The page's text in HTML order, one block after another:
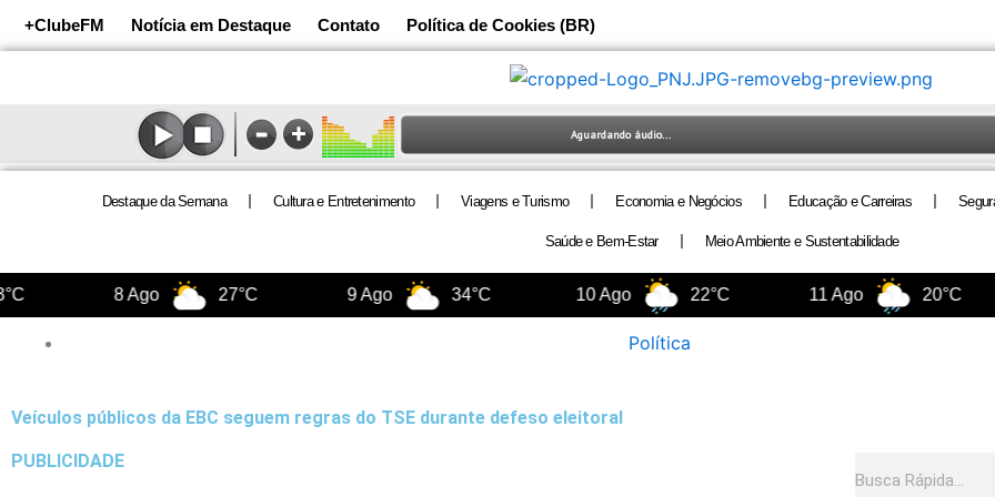
para
+ClubeFM Notícia em Destaque Contato Política de Cookies (BR)
Destaque da Semana Cultura e Entretenimento Viagens e Turismo Economia e Negócios Educação e Carreiras
Saúde e Bem-Estar Meio Ambiente e Sustentabilidade
8 Ago 27°C 9 Ago 34°C 10 Ago 22°C 11 Ago 20°C
Política
Veículos públicos da EBC seguem regras do TSE durante defeso eleitoral
PUBLICIDADE